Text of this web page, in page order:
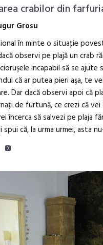
crabilor din
Grosu
în minte o situaţie
observi pe plajă un crab
incapabil să se ajute
că ar putea pieri aşa, te
Dar dacă observi apoi că
de furtună, ce crezi că
încerca să salvezi pe plaja
spui că, la urma urmei, asta